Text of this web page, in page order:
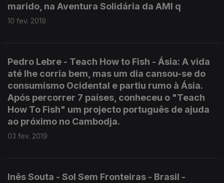
marido, na Aventura Solidária da AMI q
10 fev. 2019
Pedro Lebre - Teach How to Fish - Ásia: A vida
até lhe corria bem, mas um dia cansou-se do
consumismo Ocidental e partiu rumo à Ásia.
Após percorrer 7 países, conheceu o "Teach
How To Fish" um projecto português de ajuda
ao próximo no Cambodja.
03 fev. 2019
Inês Souta - Sol Sem Fronteiras - Brasil -